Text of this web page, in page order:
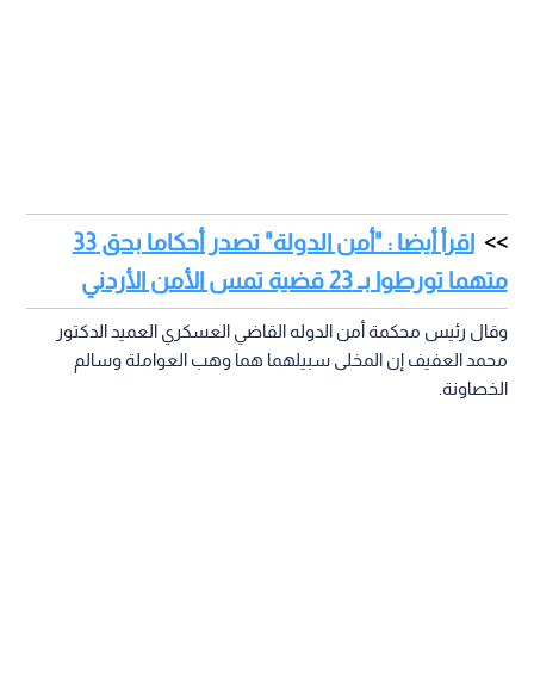
اقرأ أيضا : "أمن الدولة" تصدر أحكاما بحق 33
متهما تورطوا بـ 23 قضية تمس الأمن الأردني
وقال رئيس محكمة أمن الدوله القاضي العسكري العميد الدكتور
محمد العفيف إن المخلى سبيلهما هما وهب العواملة وسالم
الخصاونة.